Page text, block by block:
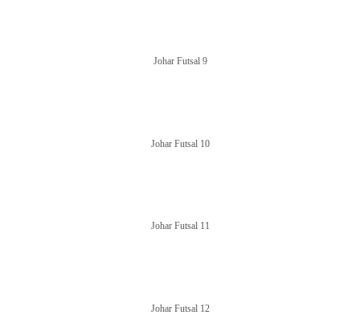
Johar Futsal 9
Johar Futsal 10
Johar Futsal 11
Johar Futsal 12